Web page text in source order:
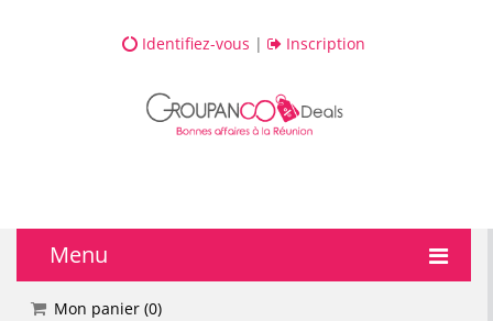
Identifiez-vous | Inscription
Menu
🔥 DEALS
Mon panier (0)